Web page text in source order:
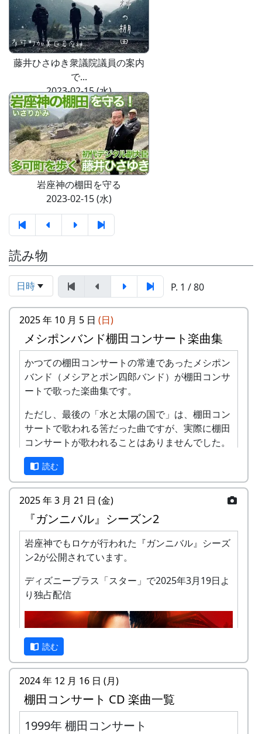
藤井ひさゆき衆議院議員の案内
で...
2023-02-15 (水)
岩座神の棚田を守る
2023-02-15 (水)
読み物
日時 P. 1 / 80
2025 年 10 月 5 日 (日)
メシポンバンド棚田コンサート楽曲集
かつての棚田コンサートの常連であったメシポン
バンド（メシアとポン四郎バンド）が棚田コンサ
ートで歌った楽曲集です。
ただし、最後の「水と太陽の国で」は、棚田コン
サートで歌われる筈だった曲ですが、実際に棚田
コンサートが歌われることはありませんでした。
棚田のうた ～ふるさと加美の里へ～
私達メシポンバンドが若い頃連続出場を果たして
ガーの“坂庭省悟さん”を始め審査員の方が見守る
中、毎年優秀バンドが表彰されました。
私達は、この「棚田のうた ～ふるさと加美の里
へ～」で出場した年、“２位”に入ることができま
した。賞品は何と！「地元産の卵、半年分」でし
た。
読む
2025 年 3 月 21 日 (金)
『ガンニバル』シーズン2
岩座神でもロケが行われた『ガンニバル』シーズ
ン2が公開されています。
ディズニープラス「スター」で2025年3月19日よ
り独占配信
読む
2024 年 12 月 16 日 (月)
棚田コンサート CD 楽曲一覧
1999年 棚田コンサート